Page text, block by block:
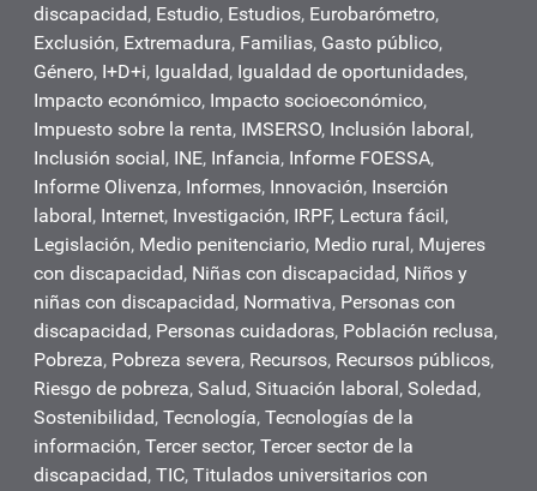
discapacidad, Estudio, Estudios, Eurobarómetro,
Exclusión, Extremadura, Familias, Gasto público,
Género, I+D+i, Igualdad, Igualdad de oportunidades,
Impacto económico, Impacto socioeconómico,
Impuesto sobre la renta, IMSERSO, Inclusión laboral,
Inclusión social, INE, Infancia, Informe FOESSA,
Informe Olivenza, Informes, Innovación, Inserción
laboral, Internet, Investigación, IRPF, Lectura fácil,
Legislación, Medio penitenciario, Medio rural, Mujeres
con discapacidad, Niñas con discapacidad, Niños y
niñas con discapacidad, Normativa, Personas con
discapacidad, Personas cuidadoras, Población reclusa,
Pobreza, Pobreza severa, Recursos, Recursos públicos,
Riesgo de pobreza, Salud, Situación laboral, Soledad,
Sostenibilidad, Tecnología, Tecnologías de la
información, Tercer sector, Tercer sector de la
discapacidad, TIC, Titulados universitarios con